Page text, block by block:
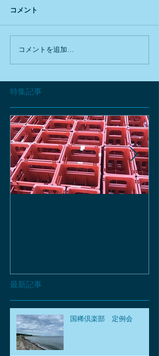
最新記事
特集記事
コメント
コメントを追加…
国稀倶楽部 定例会